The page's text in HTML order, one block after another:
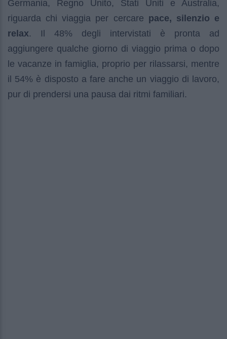
Germania, Regno Unito, Stati Uniti e Australia,
riguarda chi viaggia per cercare pace, silenzio e
relax. Il 48% degli intervistati è pronta ad
aggiungere qualche giorno di viaggio prima o dopo
le vacanze in famiglia, proprio per rilassarsi, mentre
il 54% è disposto a fare anche un viaggio di lavoro,
pur di prendersi una pausa dai ritmi familiari.